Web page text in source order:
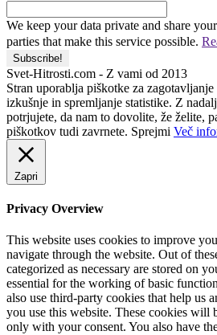
We keep your data private and share
parties that make this service possible.
Svet-Hitrosti.com - Z vami od 2013
Stran uporablja piškotke za
izkušnje in spremljanje statistike. Z
potrjujete, da nam to dovolite, že želite,
piškotkov tudi zavrnete. Sprejmi Več
Zapri
Privacy Overview
This website uses cookies to improve
navigate through the website. Out of
categorized as necessary are stored on
essential for the working of basic
also use third-party cookies that help us
you use this website. These cookies will
only with your consent. You also have